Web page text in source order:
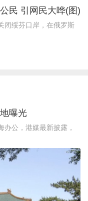
民 引网民大哗(图)
闭绥芬口岸，在俄罗斯
曝光
公，港媒最新披露，